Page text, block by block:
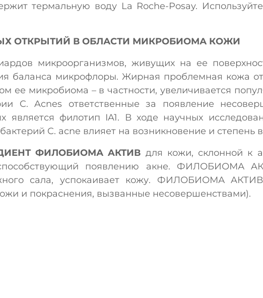
термальную воду La Roche-Posay.
ОТКРЫТИЙ В ОБЛАСТИ МИКРОБИОМА КОЖИ
микроорганизмов, живущих на ее
баланса микрофлоры. Жирная проблемная кожа
ее микробиома – в частности, увеличивается
C. Acnes ответственные за появление
является филотип IA1. В ходе научных
C. acne влияет на возникновение и степень
ФИЛОБИОМА AКТИВ для кожи, склонной к
появлению акне. ФИЛОБИОМА
сала, успокаивает кожу. ФИЛОБИОМА
и покраснения, вызванные несовершенствами).